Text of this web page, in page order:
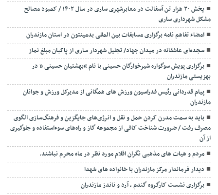
پخش ۲۰ هزار تن آسفالت در معابرشهری ساری در سال ۱۴۰۲ / کمبود مصالح
مشکل شهرداری ساری
امضاء تفاهم نامه برگزاری مسابقات بین المللی بدمینتون در استان مازندران
سجده‌ای عاشقانه در میدان جهاد/ تجلیل شهردار ساری از پاکبان مبلغ نماز
برگزاری پویش سوگواره شیرخوارگان حسینی با نام “بهشتیان حسینی ” در
بهزیستی مازندران
پیام قدردانی رئیس فدراسیون ورزش های همگانی از مدیرکل ورزش و جوانان
مازندران
باید به سمت مدرن کردن حمل و نقل و انرژی‌های جایگزین و فرهنگ‌سازی الگوی
مصرف رفت / ضرورت شناخت کافی از مجموعه گاز و راه‌های سوءاستفاده و جلوگیری
از آن
مردم و هیات های مذهبی نگران اقلام مورد نظر در ماه محرم نباشند.
دیدار فرماندار مرکز مازندران با خانواده های شهدا
برگزاری نشست کارگروه گندم ، آرد و ناندز مازندران